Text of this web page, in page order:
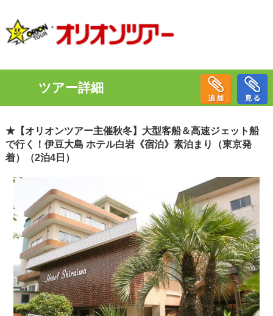
ツアー詳細
★【オリオンツアー主催秋冬】大型客船＆高速ジェット船
で行く！伊豆大島 ホテル白岩《宿泊》素泊まり（東京発
着）（2泊4日）